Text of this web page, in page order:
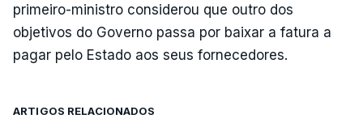
primeiro-ministro considerou que outro dos
objetivos do Governo passa por baixar a fatura a
pagar pelo Estado aos seus fornecedores.
ARTIGOS RELACIONADOS